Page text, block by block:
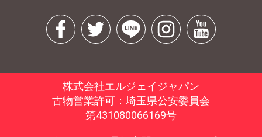
株式会社エルジェイジャパン
古物営業許可：埼玉県公安委員会
第431080066169号